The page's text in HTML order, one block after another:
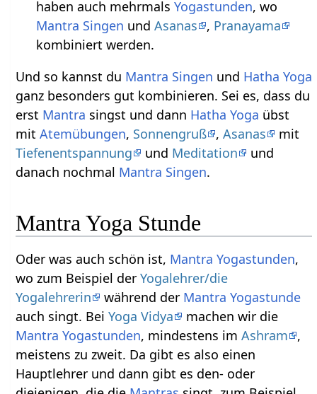
haben auch mehrmals Yogastunden, wo
Mantra Singen und Asanas , Pranayama
kombiniert werden.
Und so kannst du Mantra Singen und Hatha Yoga
ganz besonders gut kombinieren. Sei es, dass du
erst Mantra singst und dann Hatha Yoga übst
mitAtemübungen, Sonnengruß ,Asanas
mit
Tiefenentspannung
und Meditation
und
danach nochmal Mantra Singen.
Mantra Yoga Stunde
Oder was auch schön ist, Mantra Yogastunden,
wo zum Beispiel derYogalehrer/die
Yogalehrerin
während der Mantra Yogastunde
auch singt. BeiYoga Vidya
machen wir die
Mantra Yogastunden, mindestens imAshram
,
meistens zu zweit. Da gibt es also einen
Hauptlehrer und dann gibt es den- oder